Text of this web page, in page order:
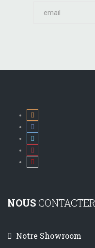
NOUSCONTACTER
Notre Showroom